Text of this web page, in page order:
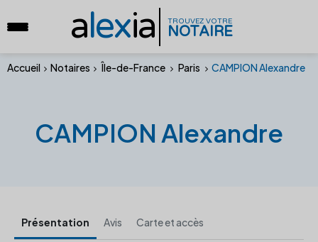
alexia TROUVEZ VOTRE
NOTAIRE
Accueil Notaires Île-de-France Paris CAMPION Alexandre
CAMPION Alexandre
Présentation Avis Carte et accès